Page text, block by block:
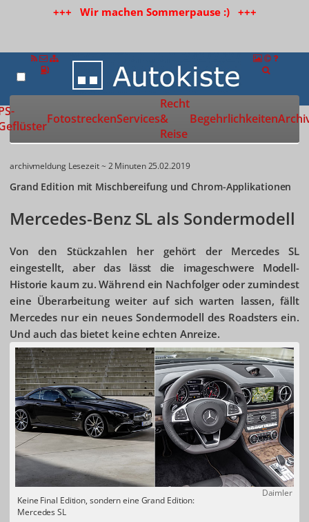
+++ Wir machen Sommerpause :) +++
Zur Startseite
FotostreckenServices
Recht
&
Reise
Begehrlichkeiten
archivmeldung Lesezeit ~ 2 Minuten25.02.2019
Grand Edition mit Mischbereifung und Chrom-Applikationen
Mercedes-Benz SL als Sondermodell
Von den Stückzahlen her gehört der Mercedes SL
eingestellt, aber das lässt die imageschwere Modell-
Historie kaum zu. Während ein Nachfolger oder zumindest
eine Überarbeitung weiter auf sich warten lassen, fällt
Mercedes nur ein neues Sondermodell des Roadsters ein.
Und auch das bietet keine echten Anreize.
Daimler
Keine Final Edition, sondern eine Grand Edition:
Mercedes SL